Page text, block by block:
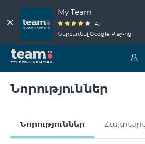
My Team
4.1
Ներբեռնել Google Play-ից
Նորություններ
Նորություններ